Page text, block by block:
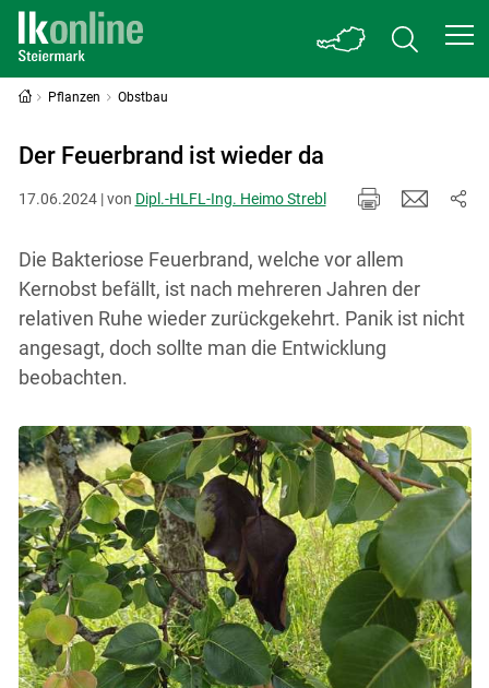
Pflanzen Obstbau
Der Feuerbrand ist wieder da
17.06.2024 | von Dipl.-HLFL-Ing. Heimo Strebl
Die Bakteriose Feuerbrand, welche vor allem
Kernobst befällt, ist nach mehreren Jahren der
relativen Ruhe wieder zurückgekehrt. Panik ist nicht
angesagt, doch sollte man die Entwicklung
beobachten.